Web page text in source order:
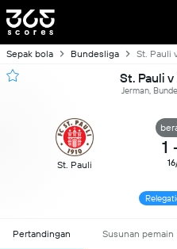
Sepak bola Bundesliga St. Pauli
St. Pauli
Jerman,
St. Pauli
1
Pertandingan Susunan pemain